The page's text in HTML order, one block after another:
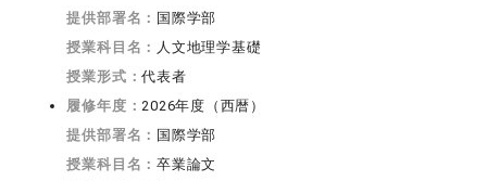
提供部署名： 国際学部
授業科目名： 人文地理学基礎
授業形式：代表者
履修年度：2026年度（西暦）
提供部署名： 国際学部
授業科目名：卒業論文